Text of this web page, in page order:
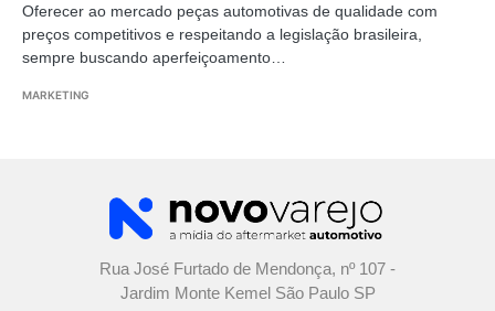
Oferecer ao mercado peças automotivas de qualidade com
preços competitivos e respeitando a legislação brasileira,
sempre buscando aperfeiçoamento…
MARKETING
Rua José Furtado de Mendonça, nº 107 -
Jardim Monte Kemel São Paulo SP